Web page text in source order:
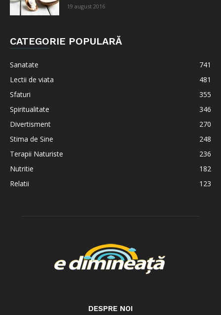
19 august 2016
CATEGORIE POPULARĂ
Sanatate
741
Lectii de viata
481
Sfaturi
355
Spiritualitate
346
Divertisment
270
Stima de Sine
248
Terapii Naturiste
236
Nutritie
182
Relatii
123
DESPRE NOI